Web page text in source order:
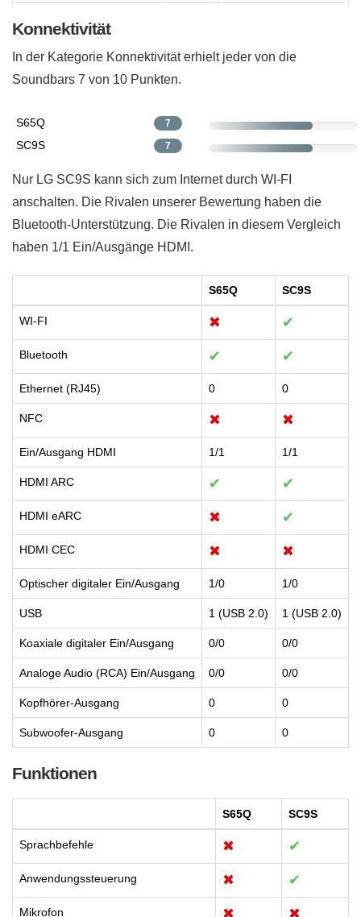
Konnektivität
In der Kategorie Konnektivität erhielt jeder von die
Soundbars 7 von 10 Punkten.
S65Q 7
SC9S 7
Nur LG SC9S kann sich zum Internet durch WI-FI
anschalten. Die Rivalen unserer Bewertung haben die
Bluetooth-Unterstützung. Die Rivalen in diesem Vergleich
haben 1/1 Ein/Ausgänge HDMI.
S65Q SC9S
WI-FI ✖ ✔
Bluetooth ✔ ✔
Ethernet (RJ45) 0 0
NFC ✖ ✖
Ein/Ausgang HDMI 1/1 1/1
HDMI ARC ✔ ✔
HDMI eARC ✖ ✔
HDMI CEC ✖ ✖
Optischer digitaler Ein/Ausgang 1/0 1/0
USB 1 (USB 2.0) 1 (USB 2.0)
Koaxiale digitaler Ein/Ausgang 0/0 0/0
Analoge Audio (RCA) Ein/Ausgang 0/0 0/0
Kopfhörer-Ausgang 0 0
Subwoofer-Ausgang 0 0
Funktionen
S65Q SC9S
Sprachbefehle ✖ ✔
Anwendungssteuerung ✖ ✔
Mikrofon